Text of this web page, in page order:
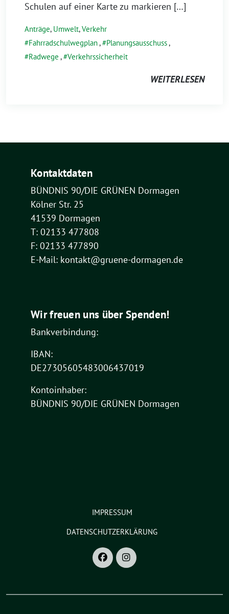
Schulen auf einer Karte zu markieren […]
Anträge, Umwelt,Verkehr
Fahrradschulwegplan, Planungsausschuss,
Radwege , Verkehrssicherheit
WEITERLESEN
Kontaktdaten
BÜNDNIS 90/DIE GRÜNEN Dormagen
Kölner Str. 25
41539 Dormagen
T: 02133 477808
F: 02133 477890
E-Mail: kontakt@gruene-dormagen.de
Wir freuen uns über Spenden!
Bankverbindung:
IBAN:
DE27305605483006437019
Kontoinhaber:
BÜNDNIS 90/DIE GRÜNEN Dormagen
IMPRESSUM
DATENSCHUTZERKLÄRUNG